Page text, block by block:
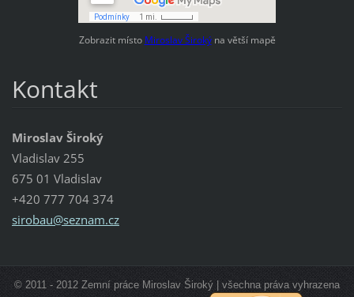
Zobrazit místo Miroslav Širokýna větší mapě
Kontakt
Miroslav Široký
Vladislav 255
675 01 Vladislav
+420 777 704 374
sirobau@seznam.cz
© 2011 - 2012 Zemní práce Miroslav Široký | všechna práva vyhrazena